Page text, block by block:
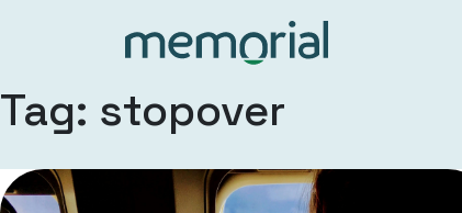
Tag: stopover